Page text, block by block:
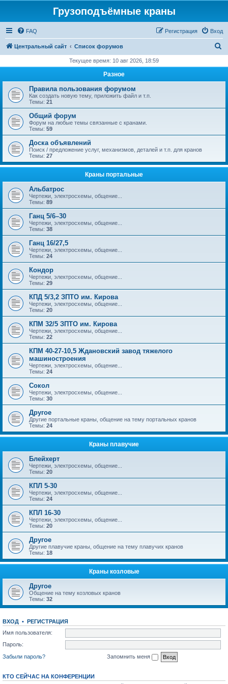
Грузоподъёмные краны
FAQ Вход
Регистрация
Центральный сайт Список форумов
с
Текущее время: 10 авг 2026, 18:59
Разное
Правила пользования форумом
Как создать новую тему, приложить файл и т.п.
Темы: 21
Общий форум
Форум на любые темы связанные с кранами.
Темы: 59
Доска объявлений
Поиск / предложение услуг, механизмов, деталей и т.п. для кранов
Темы: 27
Краны портальные
Альбатрос
Чертежи, электросхемы, общение...
Темы: 89
Ганц 5/6–30
Чертежи, электросхемы, общение...
Темы: 38
Ганц 16/27,5
Чертежи, электросхемы, общение...
Темы: 24
Кондор
Чертежи, электросхемы, общение...
Темы: 29
КПД 5/3,2 ЗПТО им. Кирова
Чертежи, электросхемы, общение...
Темы: 20
КПМ 32/5 ЗПТО им. Кирова
Чертежи, электросхемы, общение...
Темы: 22
КПМ 40-27-10,5 Ждановский завод тяжелого
машиностроения
Чертежи, электросхемы, общение...
Темы: 24
Сокол
Чертежи, электросхемы, общение...
Темы: 30
Другое
Другие портальные краны, общение на тему портальных кранов
Темы: 24
Краны плавучие
Блейхерт
Чертежи, электросхемы, общение...
Темы: 20
КПЛ 5-30
Чертежи, электросхемы, общение...
Темы: 24
КПЛ 16-30
Чертежи, электросхемы, общение...
Темы: 20
Другое
Другие плавучие краны, общение на тему плавучих кранов
Темы: 18
Краны козловые
Другое
Общение на тему козловых кранов
Темы: 32
ВХОД • РЕГИСТРАЦИЯ
Имя пользователя:
Пароль:
Забыли пароль?
Запомнить меня
КТО СЕЙЧАС НА КОНФЕРЕНЦИИ